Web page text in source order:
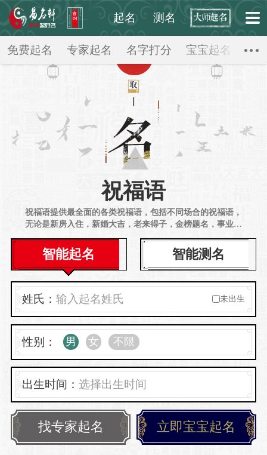
起名 测名
起点起名网 > 祝福语
免费起名 专家起名 名字打分 宝宝起名 公
祝福语
祝福语提供最全面的各类祝福语，包括不同场合的祝福语，
无论是新房入住，新婚大吉，老来得子，金榜题名，事业顺
利等祝福语都涵盖其中。同时，根据人们不同年龄层需求，
不同风格需求，选择出最具有特色的祝福语，文艺的深沉的
还是俏皮的浪漫的，帮助大家提供一个最适合你的祝福语。
智能起名 智能测名
姓氏： 未出生
性别： 男 女 不限
出生时间：
找专家起名 立即宝宝起名